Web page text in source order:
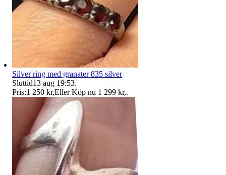
Silver ring med granater 835 silver
Sluttid13 aug 19:53.
Pris:1 250 kr,Eller Köp nu 1 299 kr,.